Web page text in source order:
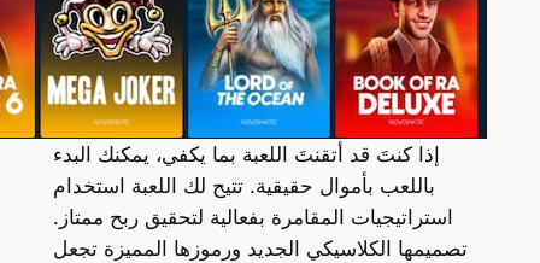
إذا كنتَ قد أتقنتَ اللعبة بما يكفي، يمكنك البدء
باللعب بأموال حقيقية. تتيح لك اللعبة استخدام
استراتيجيات المقامرة بفعالية لتحقيق ربح ممتاز.
تصميمها الكلاسيكي الجديد ورموزها المميزة تجعل